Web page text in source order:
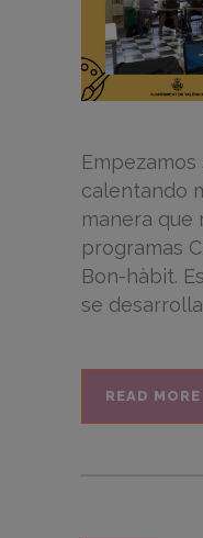
calentando
manera que
programas
Bon-hàbit.
se
READ MORE